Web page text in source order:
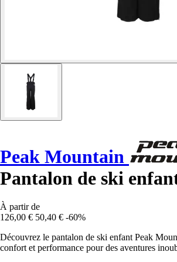
Peak Mountain
Pantalon de ski
À partir de
126,00 € 50,40 € -60%
Découvrez le pantalon de ski enfant Peak
confort et performance pour des aventures